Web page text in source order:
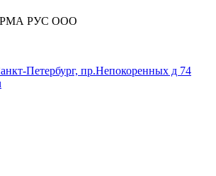
РУС ООО
Петербург, пр.Непокоренных д 74